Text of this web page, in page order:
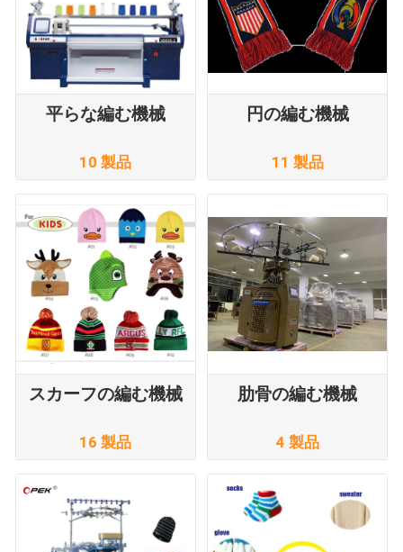
平らな編む機械
10 製品
円の編む機械
11 製品
スカーフの編む機械
16 製品
肋骨の編む機械
4 製品